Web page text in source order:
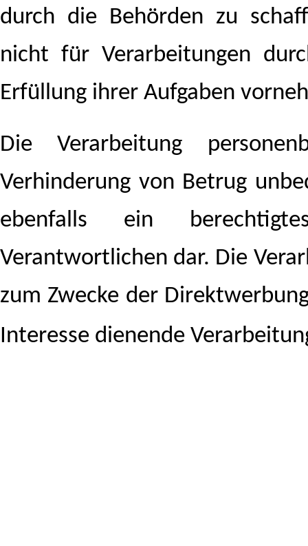
durch die Behörden zu
nicht für Verarbeitungen
Erfüllung ihrer Aufgaben
Die Verarbeitung
Verhinderung von Betrug
ebenfalls ein
Verantwortlichen dar. Die
zum Zwecke der
Interesse dienende